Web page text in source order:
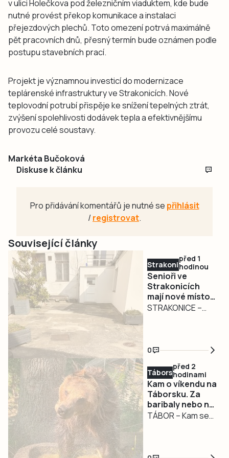
v ulici Holečkova pod železničním viaduktem, kde bude
nutné provést překop komunikace a instalaci
přejezdových plechů. Toto omezení potrvá maximálně
pět pracovních dnů, přesný termín bude oznámen podle
postupu stavebních prací.
Projekt je významnou investicí do modernizace
teplárenské infrastruktury ve Strakonicích. Nové
teplovodní potrubí přispěje ke snížení tepelných ztrát,
zvýšení spolehlivosti dodávek tepla a efektivnějšímu
provozu celé soustavy.
Markéta Bučoková
Diskuse k článku
Pro přidávání komentářů je nutné se přihlásit
/registrovat.
Související články
Strakonicko
před 1
hodinou
Senioři ve
Strakonicích
mají nové místo
pro setkávání.
STRAKONICE –
Strakonicích se
opět posunulo dál.
U Infocentra pro
seniory prošel
rekonstrukcí
dvorek, který nyní
nabízí
dlažbu, lavičky i
0
Táborsko
před 2
hodinami
Kam o víkendu na
Táborsku. Za
baribaly nebo na
Chotovinské
TÁBOR – Kam se
Táborská zoo zve